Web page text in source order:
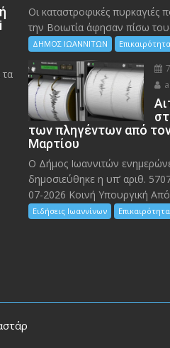
Οι καταστροφικές πυρκαγιές
την Bοιωτία άφησαν πίσω
ΔΗΜΟΣ ΙΩΑΝΝΙΤΩΝ Επικαιρότητα
των πληγέντων από
Μαρτίου
Ο Δήμος Ιωαννιτών
δημοσιεύθηκε η υπ’ αριθ.
07-2026 Κοινή Υπουργική
Ειδήσεις Ιωαννίνων Επικαιρότητα